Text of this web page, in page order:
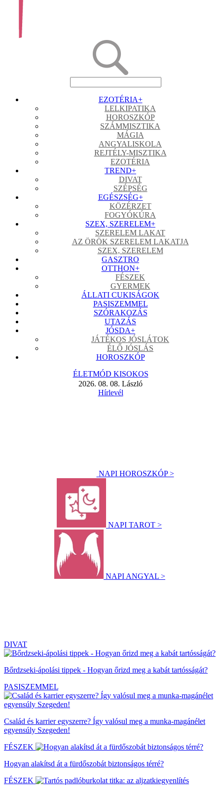
EZOTÉRIA+
LELKIPATIKA
HOROSZKÓP
SZÁMMISZTIKA
MÁGIA
ANGYALISKOLA
REJTÉLY-MISZTIKA
EZOTÉRIA
TREND+
DIVAT
SZÉPSÉG
EGÉSZSÉG+
KÖZÉRZET
FOGYÓKÚRA
SZEX, SZERELEM+
SZERELEM LAKAT
AZ ÖRÖK SZERELEM LAKATJA
SZEX, SZERELEM
GASZTRO
OTTHON+
FÉSZEK
GYERMEK
ÁLLATI CUKISÁGOK
PASISZEMMEL
SZÓRAKOZÁS
UTAZÁS
JÓSDA+
JÁTÉKOS JÓSLÁTOK
ÉLŐ JÓSLÁS
HOROSZKÓP
ÉLETMÓD KISOKOS
2026. 08. 08. László
Hírlevél
NAPI HOROSZKÓP >
NAPI TAROT >
NAPI ANGYAL >
DIVAT
Bőrdzseki-ápolási tippek - Hogyan őrizd meg a kabát tartósságát?
PASISZEMMEL
Család és karrier egyszerre? Így valósul meg a munka-magánélet
egyensúly Szegeden!
FÉSZEK
Hogyan alakítsd át a fürdőszobát biztonságos térré?
FÉSZEK